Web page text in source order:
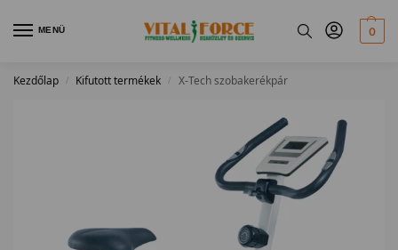
MENÜ 0
Kezdőlap / Kifutott termékek / X-Tech szobakerékpár